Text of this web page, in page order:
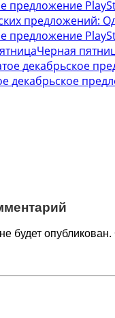
предложений:
предложение
Черная
декабрьское
будет опубликован.